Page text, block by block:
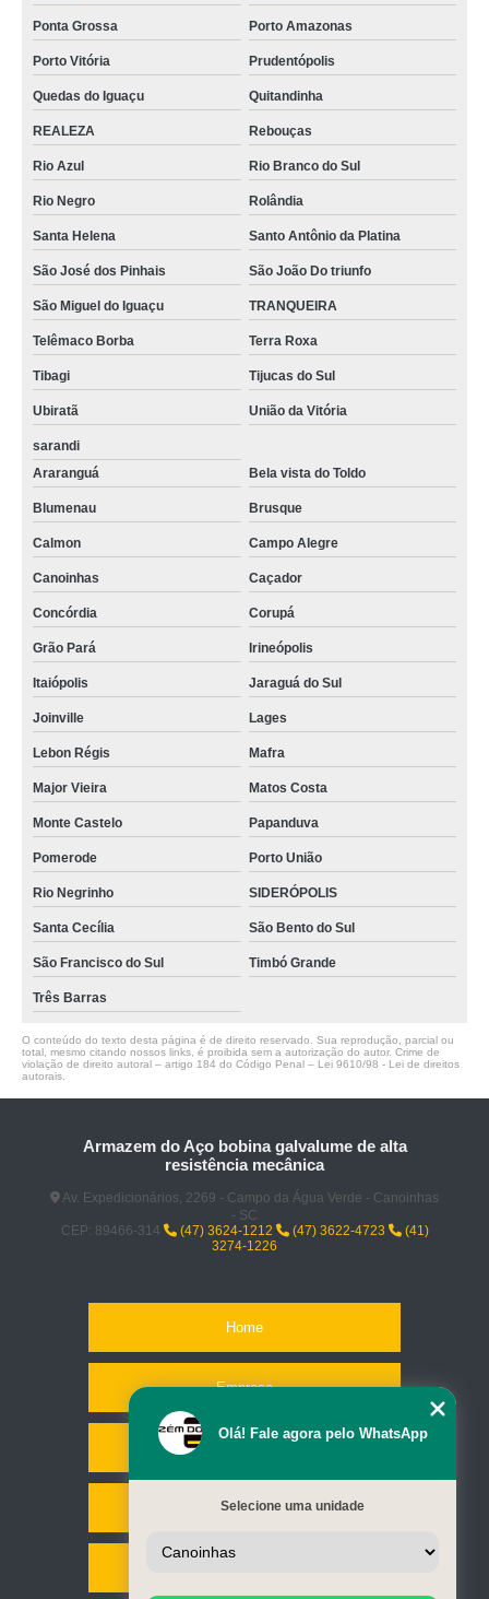
Ponta Grossa Porto Amazonas
Porto Vitória Prudentópolis
Quedas do Iguaçu Quitandinha
REALEZA Rebouças
Rio Azul Rio Branco do Sul
Rio Negro Rolândia
Santa Helena Santo Antônio da Platina
São José dos Pinhais São João Do triunfo
São Miguel do Iguaçu TRANQUEIRA
Telêmaco Borba Terra Roxa
Tibagi Tijucas do Sul
Ubiratã União da Vitória
sarandi
Araranguá
Bela vista do Toldo
Blumenau Brusque
Calmon Campo Alegre
Canoinhas Caçador
Concórdia Corupá
Grão Pará Irineópolis
Itaiópolis Jaraguá do Sul
Joinville Lages
Lebon Régis Mafra
Major Vieira Matos Costa
Monte Castelo Papanduva
Pomerode Porto União
Rio Negrinho SIDERÓPOLIS
Santa Cecília São Bento do Sul
São Francisco do Sul Timbó Grande
Três Barras
O conteúdo do texto desta página é de direito reservado. Sua reprodução, parcial ou
total, mesmo citando nossos links, é proibida sem a autorização do autor. Crime de
violação de direito autoral – artigo 184 do Código Penal – Lei 9610/98 - Lei de direitos
autorais
Armazem do Aço bobina galvalume de alta
resistência mecânica
Av. Expedicionários, 2269 - Campo da Água Verde - Canoinhas
- SC
CEP: 89466-314
(47) 3624-1212 (47) 3622-4723
(41)
3274-1226
Home
Empresa
Serviços
Olá! Fale agora pelo WhatsApp
Selecione uma unidade